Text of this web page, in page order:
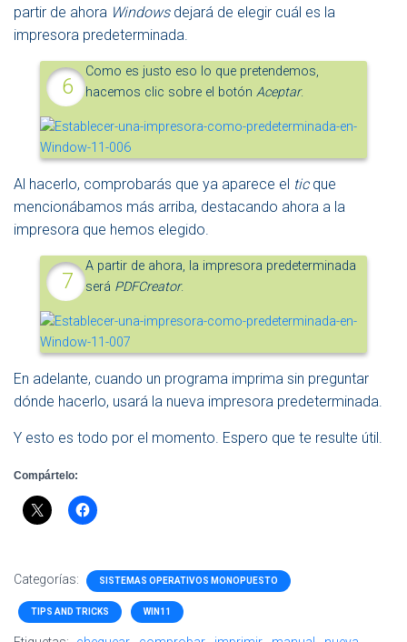
partir de ahora Windowsdejará de elegir cuál es la
impresora predeterminada.
Como es justo eso lo que pretendemos,
hacemos clic sobre el botónAceptar.
Al hacerlo, comprobarás que ya aparece el ticque
mencionábamos más arriba, destacando ahora a la
impresora que hemos elegido.
A partir de ahora, la impresora predeterminada
será PDFCreator.
En adelante, cuando un programa imprima sin preguntar
dónde hacerlo, usará la nueva impresora predeterminada.
Y esto es todo por el momento. Espero que te resulte útil.
Compártelo:
Categorías: SISTEMAS OPERATIVOS MONOPUESTO
TIPS AND TRICKS WIN11